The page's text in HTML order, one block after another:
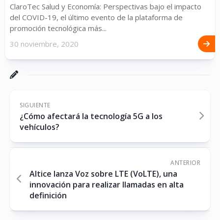
ClaroTec Salud y Economía: Perspectivas bajo el impacto
del COVID-19, el último evento de la plataforma de
promoción tecnológica más...
30 noviembre, 2020
SIGUIENTE
¿Cómo afectará la tecnología 5G a los
vehículos?
ANTERIOR
Altice lanza Voz sobre LTE (VoLTE), una
innovación para realizar llamadas en alta
definición